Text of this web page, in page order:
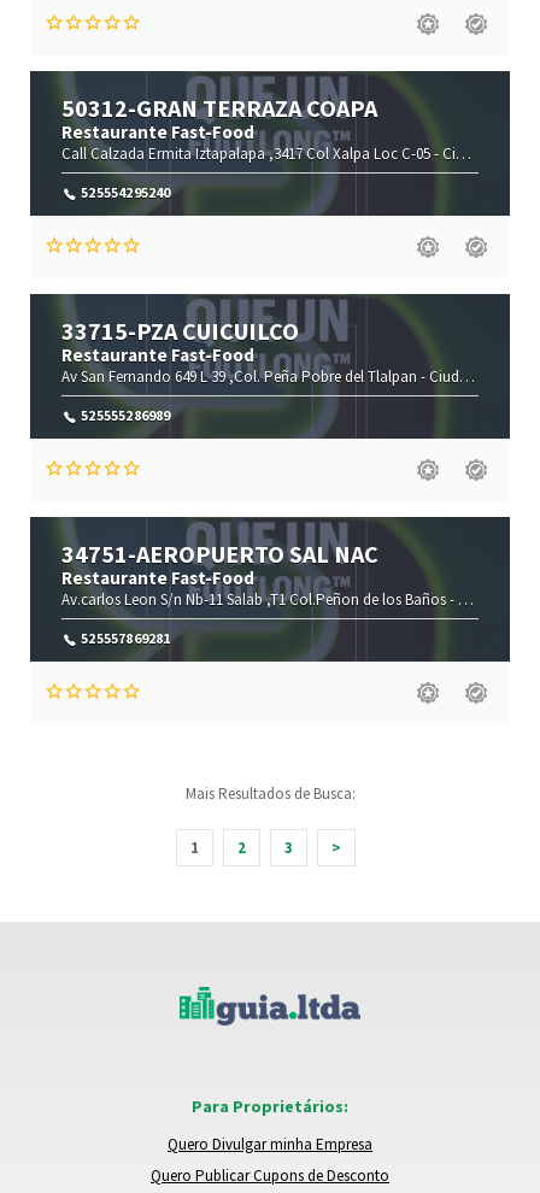
50312-GRAN TERRAZA COAPA
Restaurante Fast-Food
Call Calzada Ermita Iztapalapa ,3417 Col Xalpa Loc C-05 -Ciudad De México-
525554295240
33715-PZA CUICUILCO
Restaurante Fast-Food
Av San Fernando 649 L 39 ,Col. Peña Pobre del Tlalpan -Ciudad De México-
525555286989
34751-AEROPUERTO SAL NAC
Restaurante Fast-Food
Av.carlos Leon S/n Nb-11 Salab ,T1 Col.Peñon de los Baños -
Ciudad De
525557869281
Mais Resultados de Busca:
1 2 3 >
Para Proprietários:
Quero Divulgar minha Empresa
Quero Publicar Cupons de Desconto